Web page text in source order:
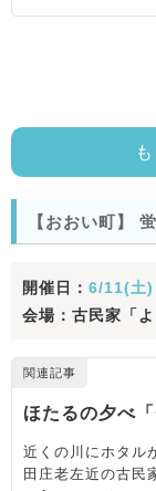
【おおい町】
開催日： 6/11(土)
会場：古民家「よ